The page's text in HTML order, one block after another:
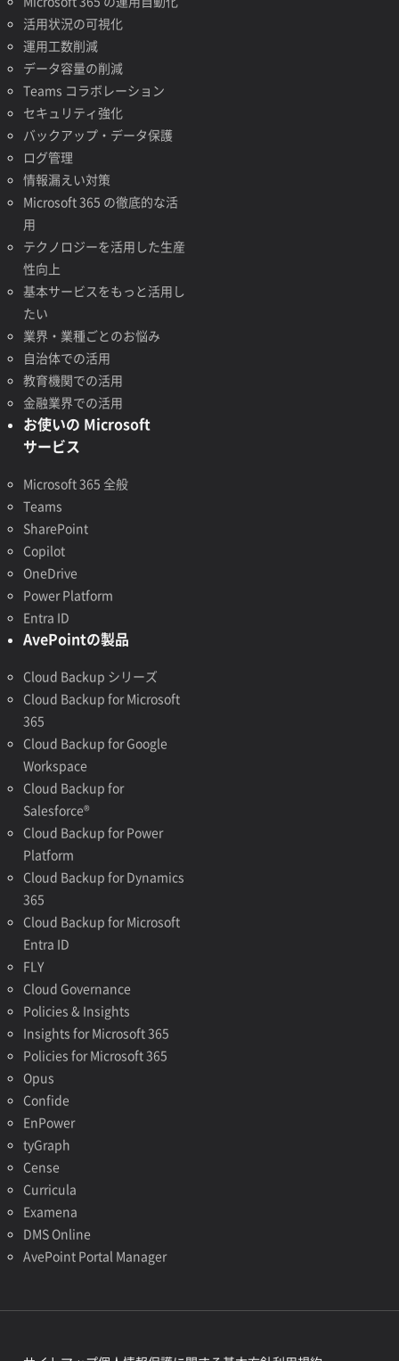
活用状況の可視化
運用工数削減
データ容量の削減
Teams コラボレーション
セキュリティ強化
バックアップ・データ保護
ログ管理
情報漏えい対策
Microsoft 365 の徹底的な活
用
テクノロジーを活用した生産
性向上
基本サービスをもっと活用し
たい
業界・業種ごとのお悩み
自治体での活用
教育機関での活用
金融業界での活用
お使いの Microsoft
サービス
Microsoft 365 全般
Teams
SharePoint
Copilot
OneDrive
Power Platform
Entra ID
AvePointの製品
Cloud Backup シリーズ
Cloud Backup for Microsoft
365
Cloud Backup for Google
Workspace
Cloud Backup for
Salesforce®
Cloud Backup for Power
Platform
Cloud Backup for Dynamics
365
Cloud Backup for Microsoft
Entra ID
FLY
Cloud Governance
Policies & Insights
Insights for Microsoft 365
Policies for Microsoft 365
Opus
Confide
EnPower
tyGraph
Cense
Curricula
Examena
DMS Online
AvePoint Portal Manager